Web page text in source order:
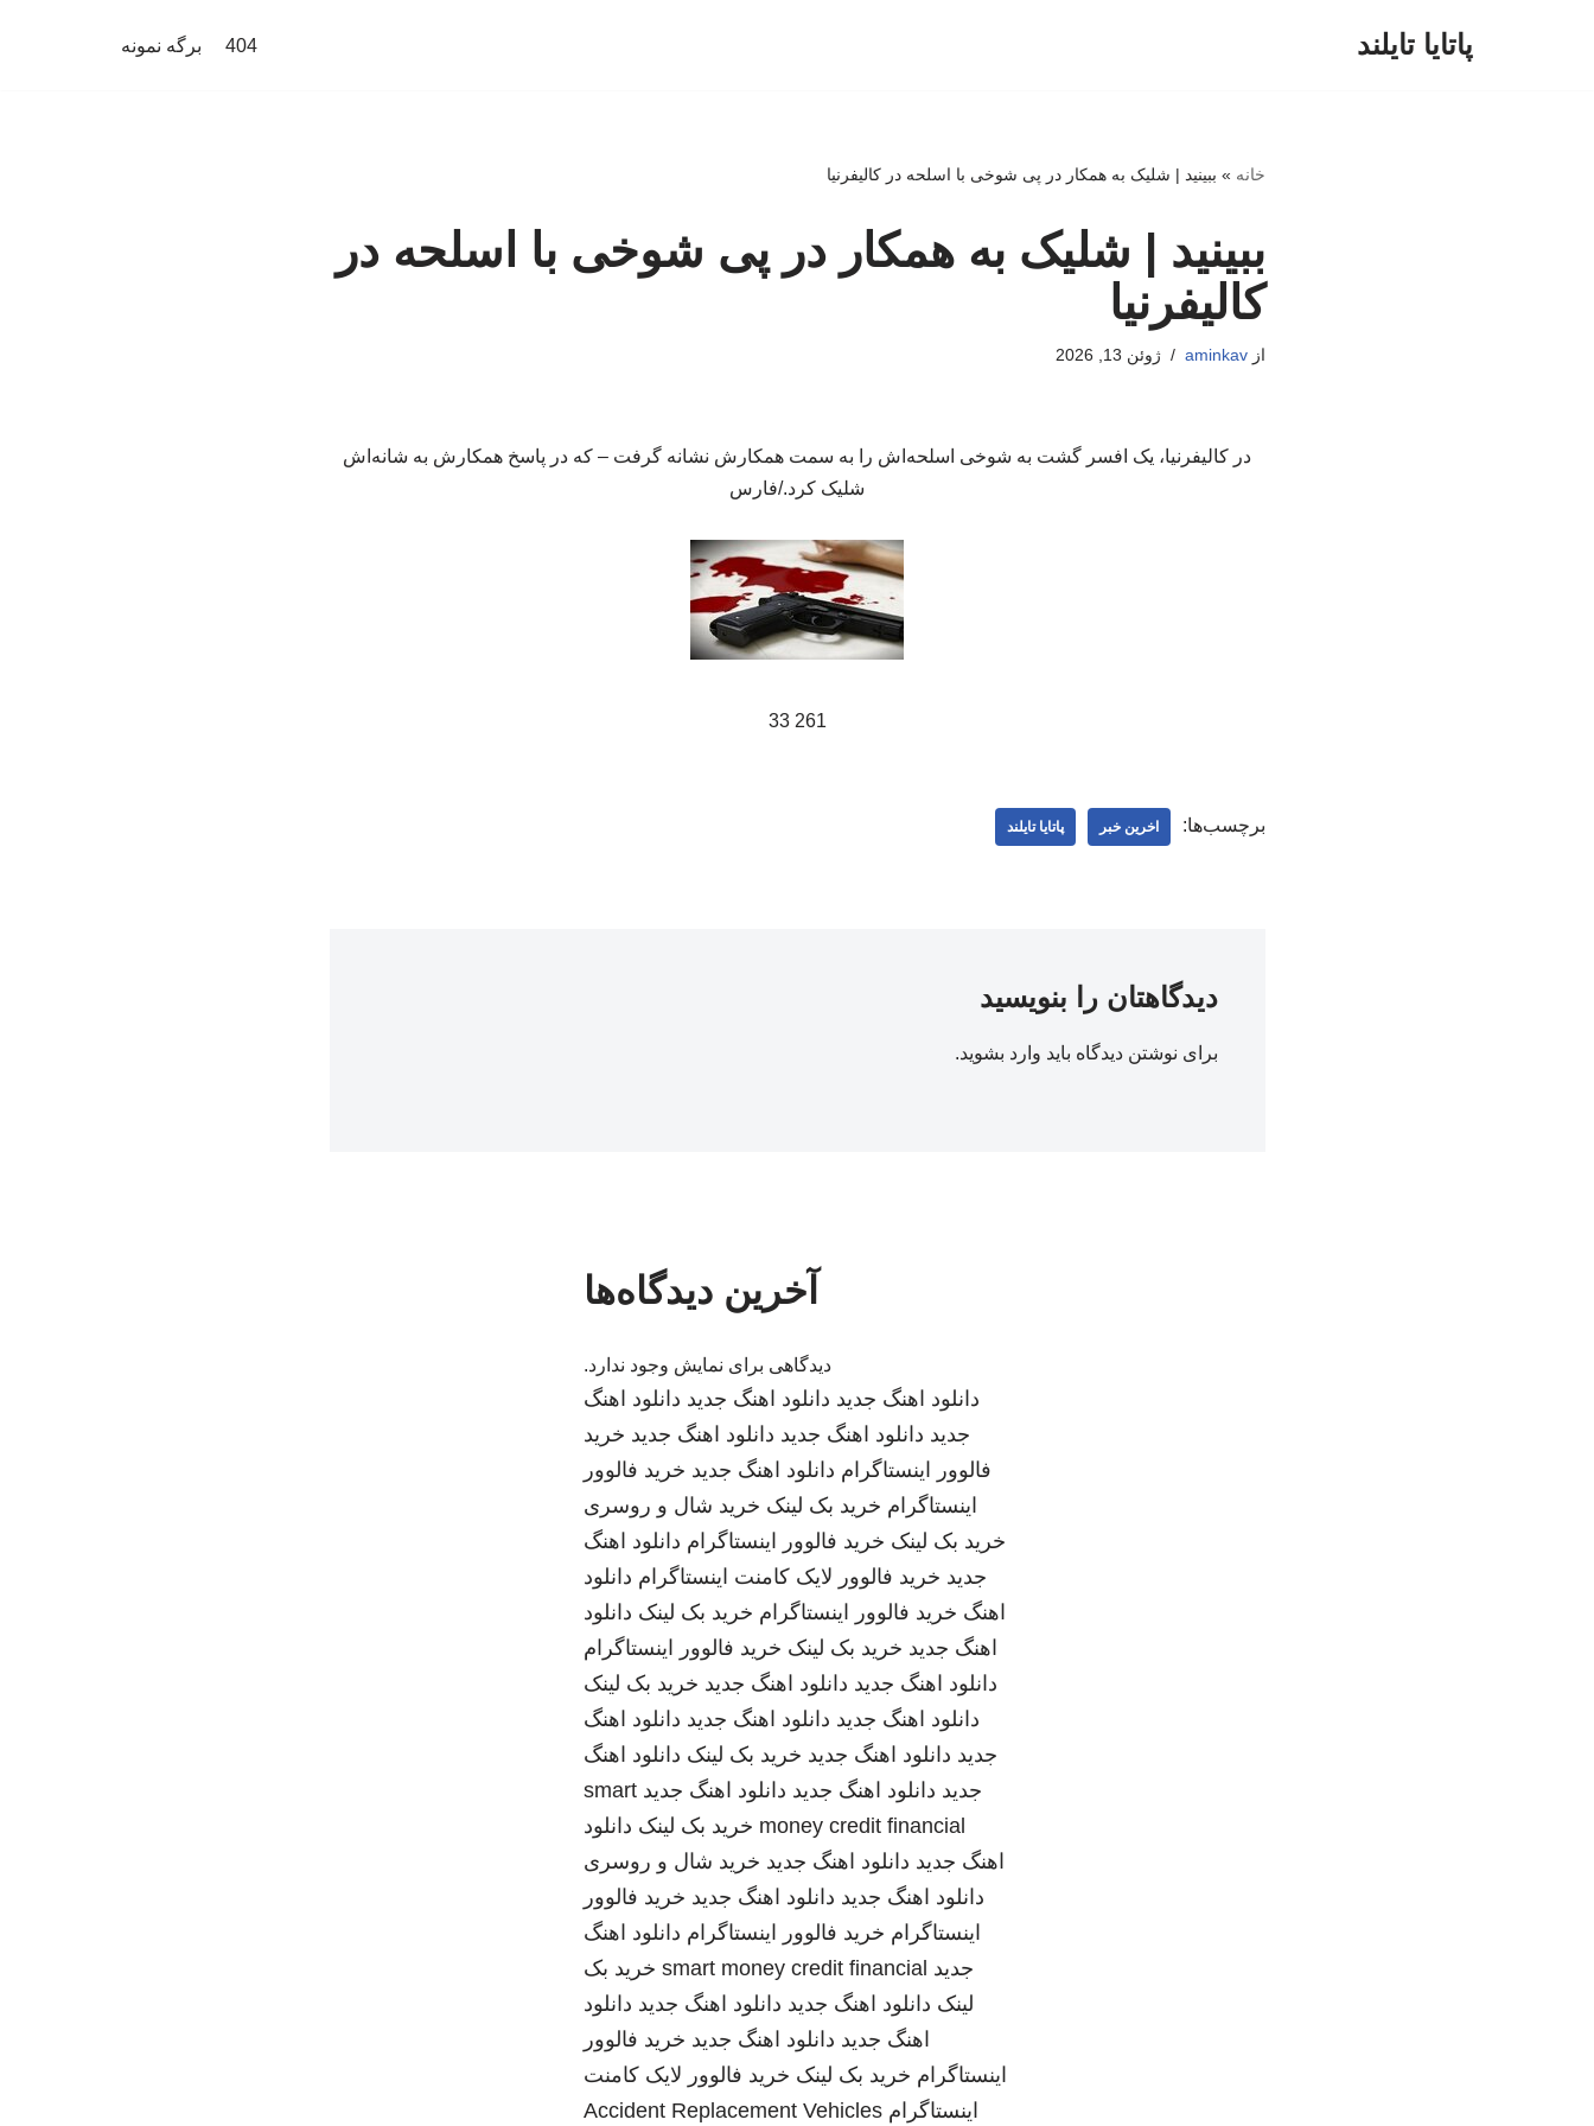
پاتایا تایلند 404 برگه نمونه
خانه » ببینید | شلیک به همکار در پی شوخی با اسلحه در کالیفرنیا
ببینید | شلیک به همکار در پی شوخی با اسلحه در
کالیفرنیا
ازaminkav ژوئن 13, 2026
در کالیفرنیا، یک افسر گشت به شوخی اسلحه‌اش را به سمت همکارش نشانه گرفت – که در پاسخ همکارش به شانه‌اش
شلیک کرد./فارس
261 33
برچسب‌ها: اخرین خبر پاتایا تایلند
دیدگاهتان را بنویسید
برای نوشتن دیدگاه باید وارد بشوید.
آخرین دیدگاه‌ها
دیدگاهی برای نمایش وجود ندارد.
دانلود اهنگ جدید دانلود اهنگ جدید دانلود اهنگ
جدید دانلود اهنگ جدید دانلود اهنگ جدید خرید
فالوور اینستاگرام دانلود اهنگ جدید خرید فالوور
اینستاگرام خرید بک لینک خرید شال و روسری
خرید بک لینک خرید فالوور اینستاگرام دانلود اهنگ
جدید خرید فالوور لایک کامنت اینستاگرام دانلود
اهنگ خرید فالوور اینستاگرام خرید بک لینک دانلود
اهنگ جدید خرید بک لینک خرید فالوور اینستاگرام
دانلود اهنگ جدید دانلود اهنگ جدید خرید بک لینک
دانلود اهنگ جدید دانلود اهنگ جدید دانلود اهنگ
جدید دانلود اهنگ جدید خرید بک لینک دانلود اهنگ
جدید دانلود اهنگ جدید دانلود اهنگ جدید smart
money credit financial خرید بک لینک دانلود
اهنگ جدید دانلود اهنگ جدید خرید شال و روسری
دانلود اهنگ جدید دانلود اهنگ جدید خرید فالوور
اینستاگرام خرید فالوور اینستاگرام دانلود اهنگ
جدید smart money credit financial خرید بک
لینک دانلود اهنگ جدید دانلود اهنگ جدید دانلود
اهنگ جدید دانلود اهنگ جدید خرید فالوور
اینستاگرام خرید بک لینک خرید فالوور لایک کامنت
اینستاگرام Accident Replacement Vehicles